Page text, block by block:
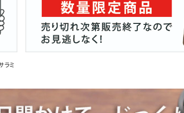
乳製品
丸う
501円～1,000円 1,001円～
円～5,000円 5,001円～
ラミ